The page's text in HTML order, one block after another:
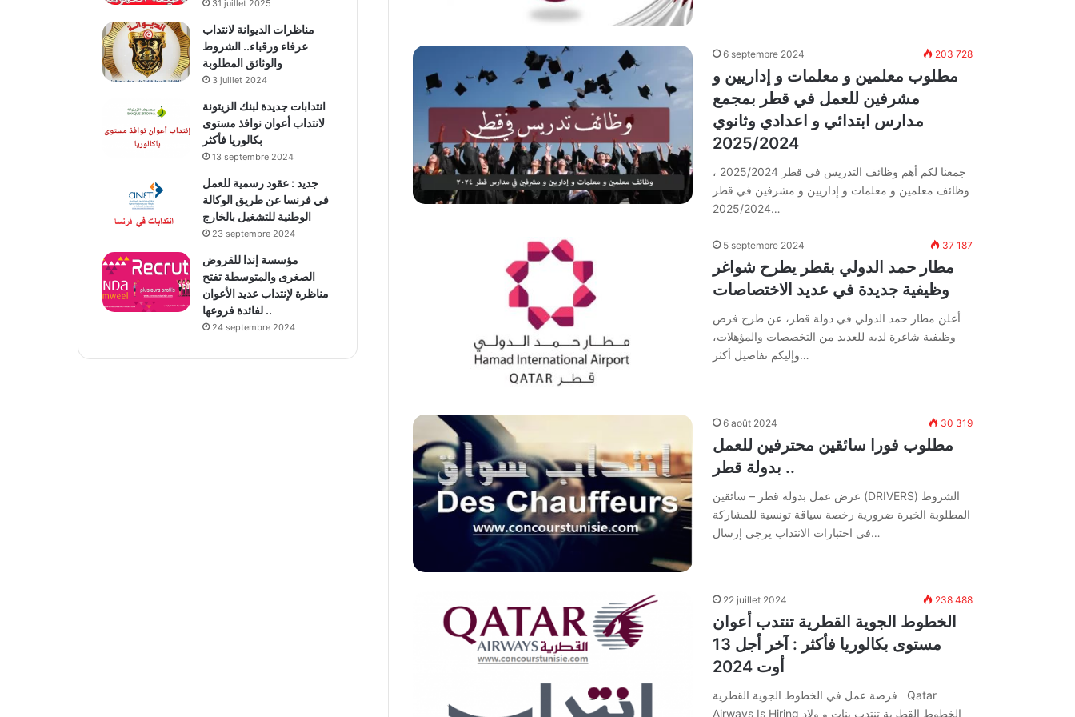
6 septembre 2024 203 728
مطلوب معلمين و معلمات و إداريين و
مشرفين للعمل في قطر بمجمع
مدارس ابتدائي و اعدادي وثانوي
2025/2024
جمعنا لكم أهم وظائف التدريس في قطر 2025/2024 ،
وظائف معلمين و معلمات و إداريين و مشرفين في قطر
2025/2024…
5 septembre 2024 37 187
مطار حمد الدولي بقطر يطرح شواغر
وظيفية جديدة في عديد الاختصاصات
أعلن مطار حمد الدولي في دولة قطر، عن طرح فرص
وظيفية شاغرة لديه للعديد من التخصصات والمؤهلات،
وإليكم تفاصيل أكثر…
6 août 2024 30 319
مطلوب فورا سائقين محترفين للعمل
بدولة قطر ..
عرض عمل بدولة قطر – سائقين (DRIVERS) الشروط
المطلوبة الخبرة ضرورية رخصة سياقة تونسية للمشاركة
في اختبارات الانتداب يرجى إرسال…
22 juillet 2024 238 488
الخطوط الجوية القطرية تنتدب أعوان
مستوى بكالوريا فأكثر : آخر أجل 13
أوت 2024
فرصة عمل في الخطوط الجوية القطرية Qatar
Airways Is Hiring الخطوط القطرية تنتدب بنات و ولاد
31 juillet 2025
مناظرات الديوانة لانتداب
عرفاء ورقباء.. الشروط
والوثائق المطلوبة
3 juillet 2024
انتدابات جديدة لبنك الزيتونة
لانتداب أعوان نوافذ مستوى
بكالوريا فأكثر
13 septembre 2024
جديد : عقود رسمية للعمل
في فرنسا عن طريق الوكالة
الوطنية للتشغيل بالخارج
23 septembre 2024
مؤسسة إندا للقروض
الصغرى والمتوسطة تفتح
مناظرة لإنتداب عديد الأعوان
لفائدة فروعها ..
24 septembre 2024